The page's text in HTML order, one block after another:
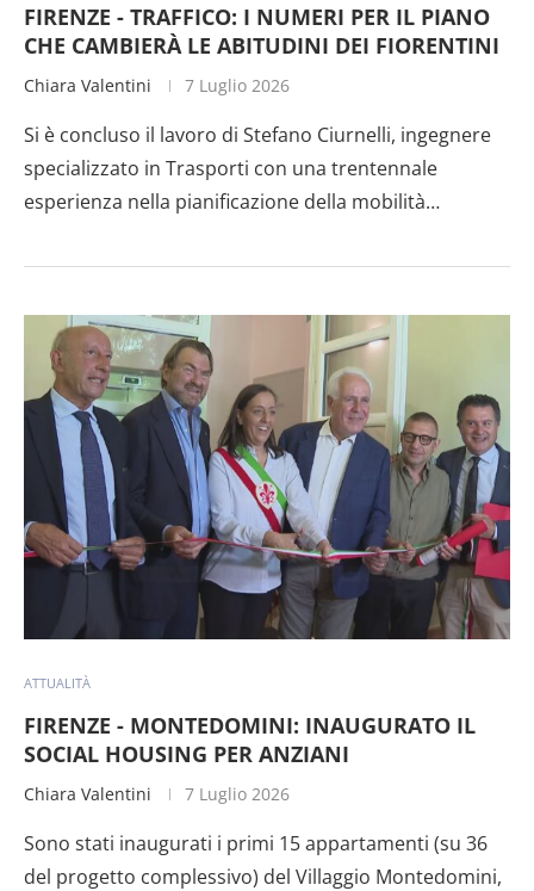
FIRENZE - TRAFFICO: I NUMERI PER IL PIANO
CHE CAMBIERÀ LE ABITUDINI DEI FIORENTINI
Chiara Valentini 7 Luglio 2026
Si è concluso il lavoro di Stefano Ciurnelli, ingegnere
specializzato in Trasporti con una trentennale
esperienza nella pianificazione della mobilità…
ATTUALITÀ
FIRENZE - MONTEDOMINI: INAUGURATO IL
SOCIAL HOUSING PER ANZIANI
Chiara Valentini 7 Luglio 2026
Sono stati inaugurati i primi 15 appartamenti (su 36
del progetto complessivo) del Villaggio Montedomini,